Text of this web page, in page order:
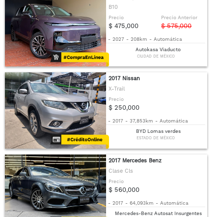
B10
Precio
$ 475,000
Precio Anterior
$ 575,000
- 2027 - 208km - Automática
Autokasa Viaducto
CIUDAD DE MÉXICO
2017 Nissan
X-Trail
Precio
$ 250,000
- 2017 - 37,853km - Automática
BYD Lomas verdes
ESTADO DE MÉXICO
2017 Mercedes Benz
Clase Cls
Precio
$ 560,000
- 2017 - 64,093km - Automática
Mercedes-Benz Autosat Insurgentes